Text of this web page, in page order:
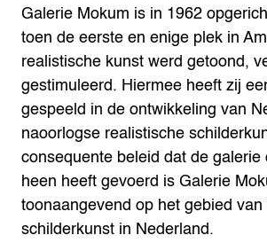
Galerie Mokum is in 1962
toen de eerste en enige plek in
realistische kunst werd getoond,
gestimuleerd. Hiermee heeft zij
gespeeld in de ontwikkeling van
naoorlogse realistische
consequente beleid dat de galerie
heen heeft gevoerd is Galerie
toonaangevend op het gebied
schilderkunst in Nederland.